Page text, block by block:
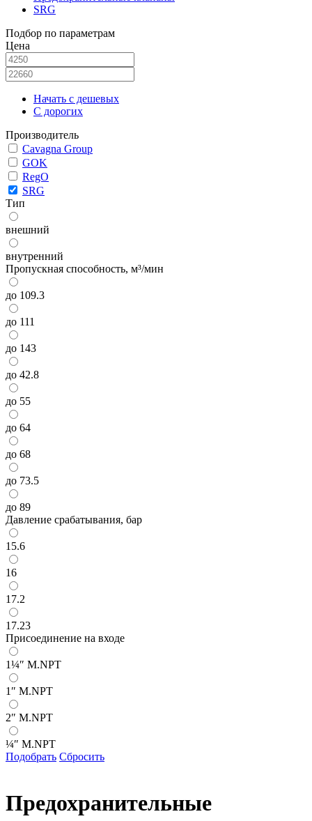
SRG
Подбор по параметрам
Цена
Начать с дешевых
С дорогих
Производитель
Cavagna Group
GOK
RegO
SRG
Тип
внешний
внутренний
Пропускная способность, м³/мин
до 109.3
до 111
до 143
до 42.8
до 55
до 64
до 68
до 73.5
до 89
Давление срабатывания, бар
15.6
16
17.2
17.23
Присоединение на входе
1¼″ M.NPT
1″ M.NPT
2″ M.NPT
¼″ M.NPT
Подобрать Сбросить
Предохранительные